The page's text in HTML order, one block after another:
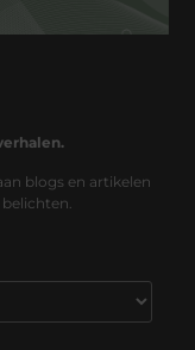
blogs en artikelen